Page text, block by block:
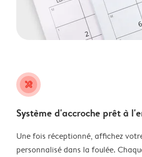
tools
Système d'accroche prêt à
Une fois réceptionné, affichez
personnalisé dans la foulée.